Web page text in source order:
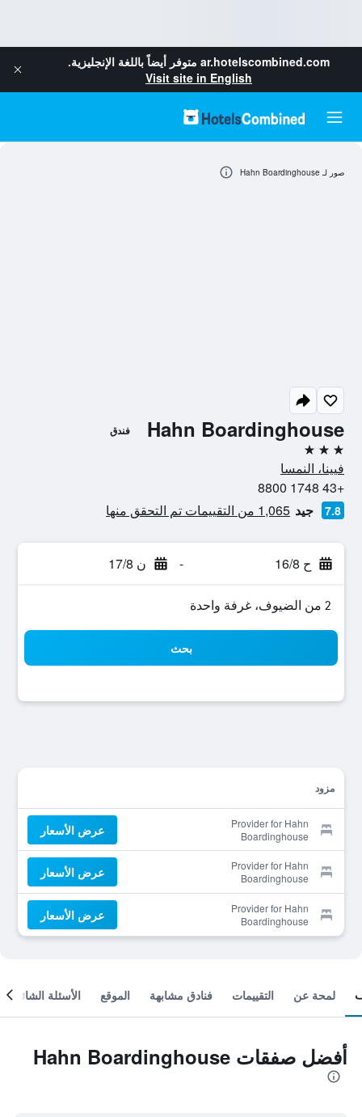
ar.hotelscombined.com متوفر أيضاً باللغة الإنجليزية.
Visit site in English
Hahn Boardinghouse فندق
3 نجوم
فيينا، النمسا
+43 1748 8800
7.8 جيد 1,065 من التقييمات تم التحقق منها
ح 16/8 - ن 17/8
2 من الضيوف، غرفة واحدة
بحث
مزود
Provider for Hahn
Boardinghouse
عرض الأسعار
Provider for Hahn
Boardinghouse
عرض الأسعار
Provider for Hahn
Boardinghouse
عرض الأسعار
صور لـ Hahn Boardinghouse
لمحة عن التقييمات فنادق مشابهة الموقع الأسئلة الشائعة
أفضل صفقات Hahn Boardinghouse